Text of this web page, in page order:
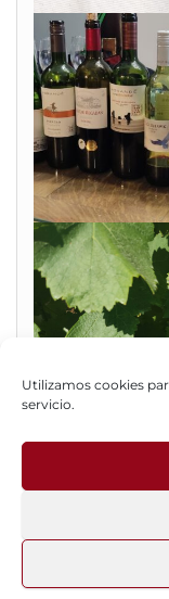
Utilizamos cookies
servicio.